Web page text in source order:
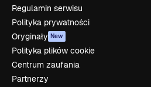
Regulamin serwisu
Polityka prywatności
Oryginały New
Polityka plików cookie
Centrum zaufania
Partnerzy